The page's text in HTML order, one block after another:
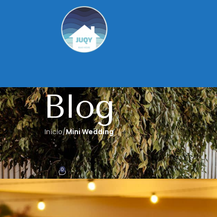
Blog
Início/Mini Wedding
,WEDDING DECORATION
sem perder a qualidade
Juqy Beach House 0